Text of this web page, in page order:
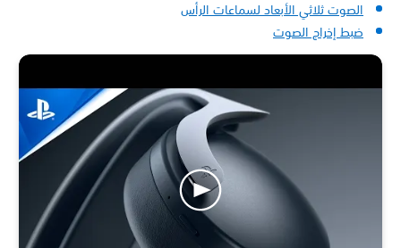
الصوت ثلاثي الأبعاد لسماعات الرأس
ضبط إخراج الصوت